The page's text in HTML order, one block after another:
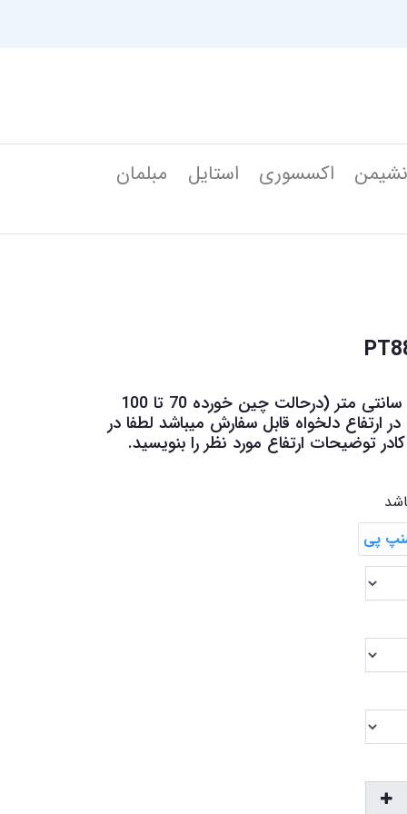
نشیمن اکسسوری استایل مبلمان
عرض پرده های دکوتین 135 سانتی متر (درحالت چین خورده 70 تا 100
دلخواه قابل سفارش میباشد لطفا در
توضیحات ارتفاع مورد نظر را بنویسید.